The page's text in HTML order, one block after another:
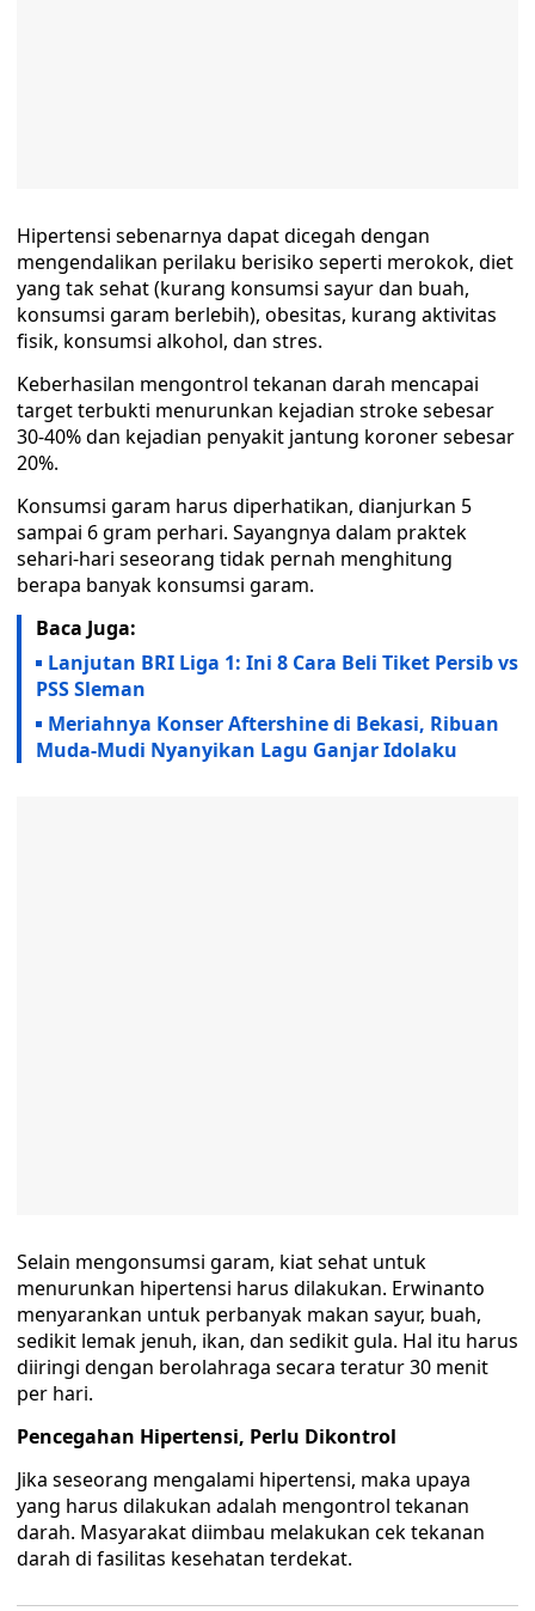
Hipertensi sebenarnya dapat dicegah dengan
mengendalikan perilaku berisiko seperti merokok, diet
yang tak sehat (kurang konsumsi sayur dan buah,
konsumsi garam berlebih), obesitas, kurang aktivitas
fisik, konsumsi alkohol, dan stres.
Keberhasilan mengontrol tekanan darah mencapai
target terbukti menurunkan kejadian stroke sebesar
30-40% dan kejadian penyakit jantung koroner sebesar
20%.
Konsumsi garam harus diperhatikan, dianjurkan 5
sampai 6 gram perhari. Sayangnya dalam praktek
sehari-hari seseorang tidak pernah menghitung
berapa banyak konsumsi garam.
Baca Juga:
Lanjutan BRI Liga 1: Ini 8 Cara Beli Tiket Persib vs
PSS Sleman
Meriahnya Konser Aftershine di Bekasi, Ribuan
Muda-Mudi Nyanyikan Lagu Ganjar Idolaku
Selain mengonsumsi garam, kiat sehat untuk
menurunkan hipertensi harus dilakukan. Erwinanto
menyarankan untuk perbanyak makan sayur, buah,
sedikit lemak jenuh, ikan, dan sedikit gula. Hal itu harus
diiringi dengan berolahraga secara teratur 30 menit
per hari.
Pencegahan Hipertensi, Perlu Dikontrol
Jika seseorang mengalami hipertensi, maka upaya
yang harus dilakukan adalah mengontrol tekanan
darah. Masyarakat diimbau melakukan cek tekanan
darah di fasilitas kesehatan terdekat.